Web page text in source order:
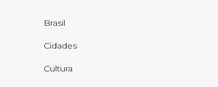
Brasil
Cidades
Cultura